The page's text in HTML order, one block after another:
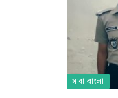
সারা বাংলা